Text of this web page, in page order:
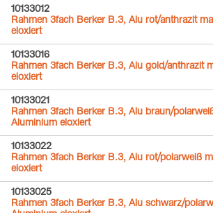
10133012
Rahmen 3fach Berker B.3, Alu rot/anthrazit
eloxiert
10133016
Rahmen 3fach Berker B.3, Alu gold/anthrazit
eloxiert
10133021
Rahmen 3fach Berker B.3, Alu braun/
Aluminium eloxiert
10133022
Rahmen 3fach Berker B.3, Alu rot/polarweiß
eloxiert
10133025
Rahmen 3fach Berker B.3, Alu schwarz/